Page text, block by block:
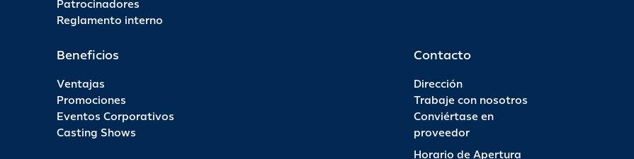
Patrocinadores
Reglamento interno
Beneficios
Ventajas
Promociones
Eventos Corporativos
Casting Shows
Contacto
Dirección
Trabaje con nosotros
Conviértase en
proveedor
Horario de Apertura